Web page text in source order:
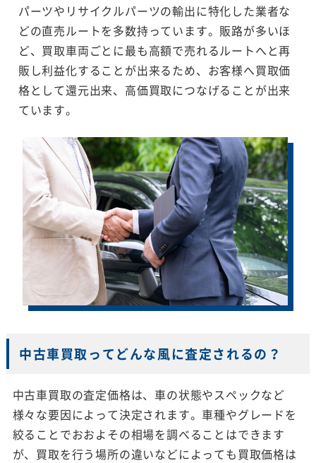
パーツやリサイクルパーツの輸出に特化した業者な
どの直売ルートを多数持っています。販路が多いほ
ど、買取車両ごとに最も高額で売れるルートへと再
販し利益化することが出来るため、お客様へ買取価
格として還元出来、高価買取につなげることが出来
ています。
中古車買取ってどんな風に査定されるの？
中古車買取の査定価格は、車の状態やスペックなど
様々な要因によって決定されます。車種やグレードを
絞ることでおおよその相場を調べることはできます
が、買取を行う場所の違いなどによっても買取価格は